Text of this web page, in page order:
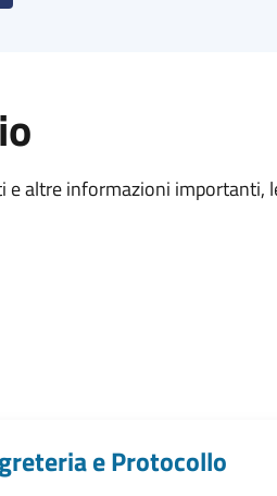
e altre informazioni importanti,
e Protocollo